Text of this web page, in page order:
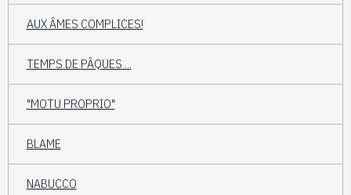
AUX ÂMES COMPLICES!
TEMPS DE PÂQUES ...
"MOTU PROPRIO"
BLAME
NABUCCO